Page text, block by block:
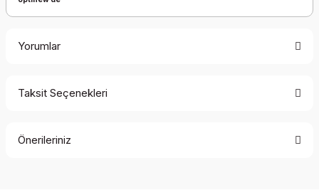
Yorumlar
Taksit Seçenekleri
Önerileriniz